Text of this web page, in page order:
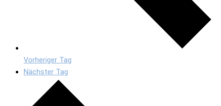
Vorheriger Tag
Nächster Tag